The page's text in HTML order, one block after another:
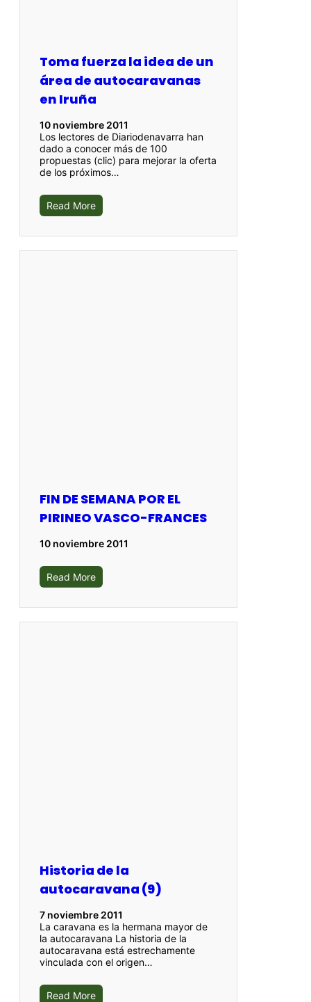
Toma fuerza la idea de un
área de autocaravanas
en Iruña
10 noviembre 2011
Los lectores de Diariodenavarra han
dado a conocer más de 100
propuestas (clic) para mejorar la oferta
de los próximos…
Read More
FIN DE SEMANA POR EL
PIRINEO VASCO-FRANCES
10 noviembre 2011
Read More
Historia de la
autocaravana (9)
7 noviembre 2011
La caravana es la hermana mayor de
la autocaravana La historia de la
autocaravana está estrechamente
vinculada con el origen…
Read More